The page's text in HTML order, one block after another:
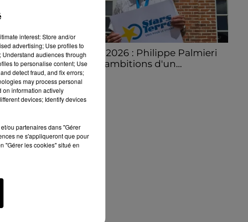
Stars'Terre 2026 : Philippe Palmieri
dévoile les ambitions d'un...
À quelques semaines de la première
édition de Stars'Terre, organisée du 18 au 20
septembre 2026 au Château de Courtalain,
interest: Store and/or
advertising; Use profiles to
audiences through
to personalise content; Use
detect fraud, and fix errors;
may process personal
on information actively
devices; Identify devices
ou partenaires dans "Gérer
ne s'appliqueront que pour
"Gérer les cookies" situé en